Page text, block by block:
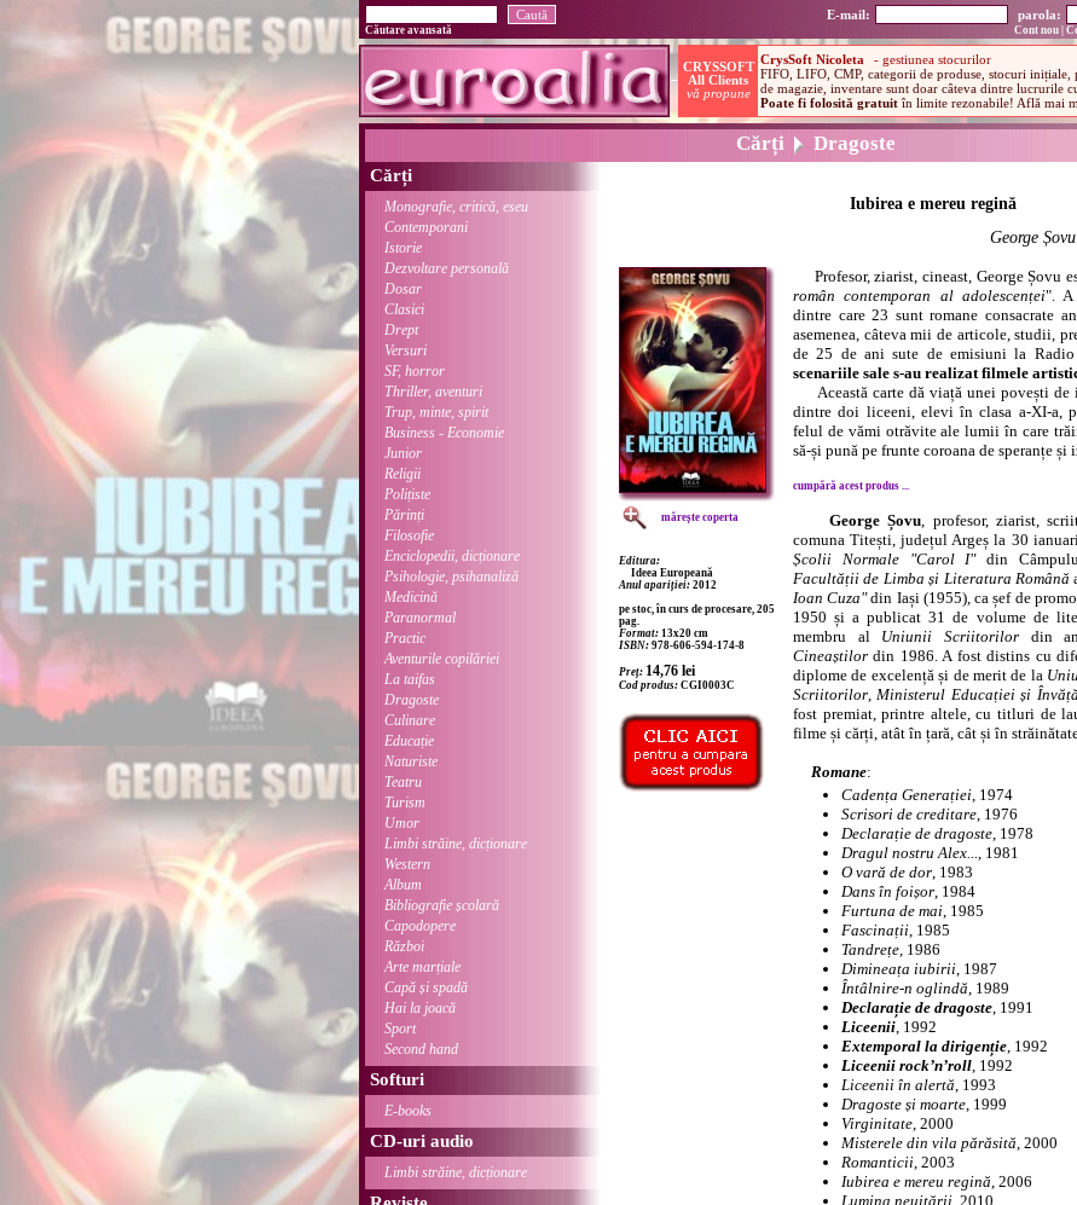
E-mail: parola:
Căutare avansată Cont nou
Cărți Dragoste
Cărți
Monografie, critică, eseu
Contemporani
Istorie
Dezvoltare personală
Dosar
Clasici
Drept
Versuri
SF, horror
Thriller, aventuri
Trup, minte, spirit
Business - Economie
Junior
Religii
Polițiste
Părinți
Filosofie
Enciclopedii, dicționare
Psihologie, psihanaliză
Medicină
Paranormal
Practic
Aventurile copilăriei
La taifas
Dragoste
Culinare
Educație
Naturiste
Teatru
Turism
Umor
Limbi străine, dicționare
Western
Album
Bibliografie școlară
Capodopere
Război
Arte marțiale
Capă și spadă
Hai la joacă
Sport
Second hand
Softuri
E-books
CD-uri audio
Limbi străine, dicționare
Iubirea e mereu regină
George Șovu
mărește coperta
Editura:
Ideea Europeană
Anul apariției: 2012
pe stoc, în curs de procesare, 205
pag.
Format: 13x20 cm
ISBN: 978-606-594-174-8
Preț: 14,76 lei
Cod produs: CGI0003C
Profesor, ziarist, cineast, George Șovu
român contemporan al adolescenței". A
dintre care 23 sunt romane consacrate
asemenea, câteva mii de articole, studii,
de 25 de ani sute de emisiuni la
scenariile sale s-au realizat filmele
Această carte dă viață unei povești de
dintre doi liceeni, elevi în clasa a-XI-a,
felul de vămi otrăvite ale lumii în care
să-și pună pe frunte coroana de speranțe
cumpără acest produs ...
George Șovu, profesor, ziarist,
comuna Titești, județul Argeș la 30
Școlii Normale "Carol I"din
Facultății de Limba și Literatura Română
Ioan Cuza"din Iași (1955), ca șef de
1950 și a publicat 31 de volume de
membru al Uniunii Scriitorilor din
Cineaștilor din 1986. A fost distins cu
diplome de excelență și de merit de la
Scriitorilor,Ministerul Educației și
fost premiat, printre altele, cu titluri de
filme și cărți, atât în țară, cât și în
Romane:
Cadența Generației, 1974
Scrisori de creditare, 1976
Declarație de dragoste, 1978
Dragul nostru Alex..., 1981
O vară de dor, 1983
Dans în foișor, 1984
Furtuna de mai, 1985
Fascinații, 1985
Tandrețe, 1986
Dimineața iubirii, 1987
Întâlnire-n oglindă, 1989
Declarație de dragoste, 1991
Liceenii, 1992
Extemporal la dirigenție, 1992
Liceenii rock’n’roll, 1992
Liceenii în alertă, 1993
Dragoste și moarte, 1999
Virginitate, 2000
Misterele din vila părăsită, 2000
Romanticii, 2003
Iubirea e mereu regină, 2006
Lumina neuitării, 2010